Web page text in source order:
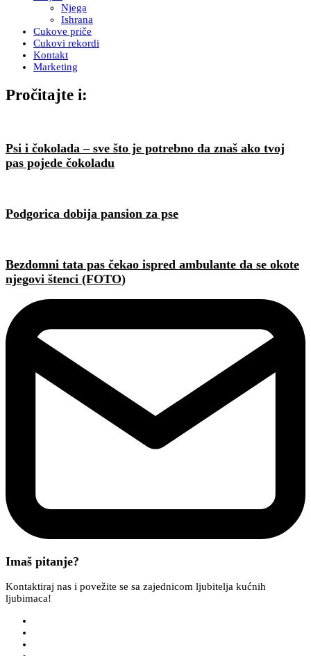
Njega
Ishrana
Cukove priče
Cukovi rekordi
Kontakt
Marketing
Pročitajte i:
Psi i čokolada – sve što je potrebno da znaš ako tvoj
pas pojede čokoladu
Podgorica dobija pansion za pse
Bezdomni tata pas čekao ispred ambulante da se okote
njegovi štenci (FOTO)
Imaš pitanje?
Kontaktiraj nas i povežite se sa zajednicom ljubitelja kućnih
ljubimaca!